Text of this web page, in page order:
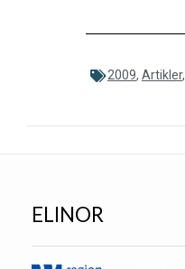
2009, Artikler,
ELINOR